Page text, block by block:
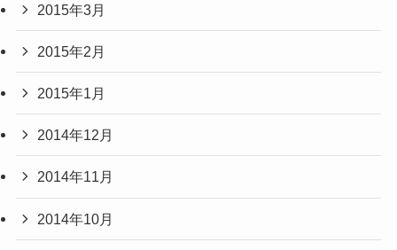
2015年3月
2015年2月
2015年1月
2014年12月
2014年11月
2014年10月